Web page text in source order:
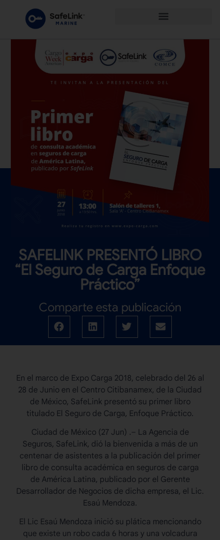
SAFELINK PRESENTÓ LIBRO
“El Seguro de Carga Enfoque
Práctico”
Comparte esta publicación
En el marco de Expo Carga 2018, celebrado del 26 al
28 de Junio en el Centro Citibanamex, de la Ciudad
de México, SafeLink presentó su primer libro
titulado El Seguro de Carga, Enfoque Práctico.
Ciudad de México (27 Jun) .– La Agencia de
Seguros, SafeLink, dió la bienvenida a más de un
centenar de asistentes a la publicación del primer
libro de consulta académica en seguros de carga
de América Latina, publicado por el Gerente
Desarrollador de Negocios de dicha empresa, el Lic.
Esaú Mendoza.
El Lic Esaú Mendoza inició su plática mencionando
que existe un robo cada 6 horas y una volcadura